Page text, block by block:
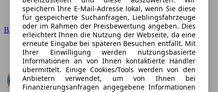
BMW
speichern Ihre E-Mail-Adresse lokal, wenn Sie diese
für gespeicherte Suchanfragen, Lieblingsfahrzeuge
oder im Rahmen der Preisbewertung angeben. Dies
erleichtert Ihnen die Nutzung der Webseite, da eine
erneute Eingabe bei späteren Besuchen entfällt. Mit
Ihrer Einwilligung werden nutzungsbasierte
Informationen an von Ihnen kontaktierte Händler
übermittelt. Einige Cookies/Tools werden von den
Anbietern verwendet, um von Ihnen bei
Finanzierungsanfragen angegebene Informationen